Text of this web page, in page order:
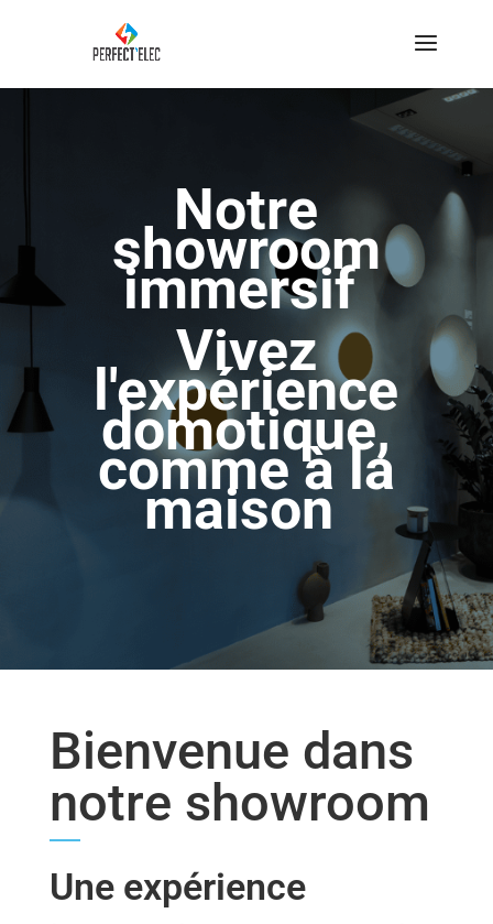
Notre
showroom
immersif
Vivez
l'expérience
domotique,
comme à la
maison
Bienvenue dans
notre showroom
Une expérience